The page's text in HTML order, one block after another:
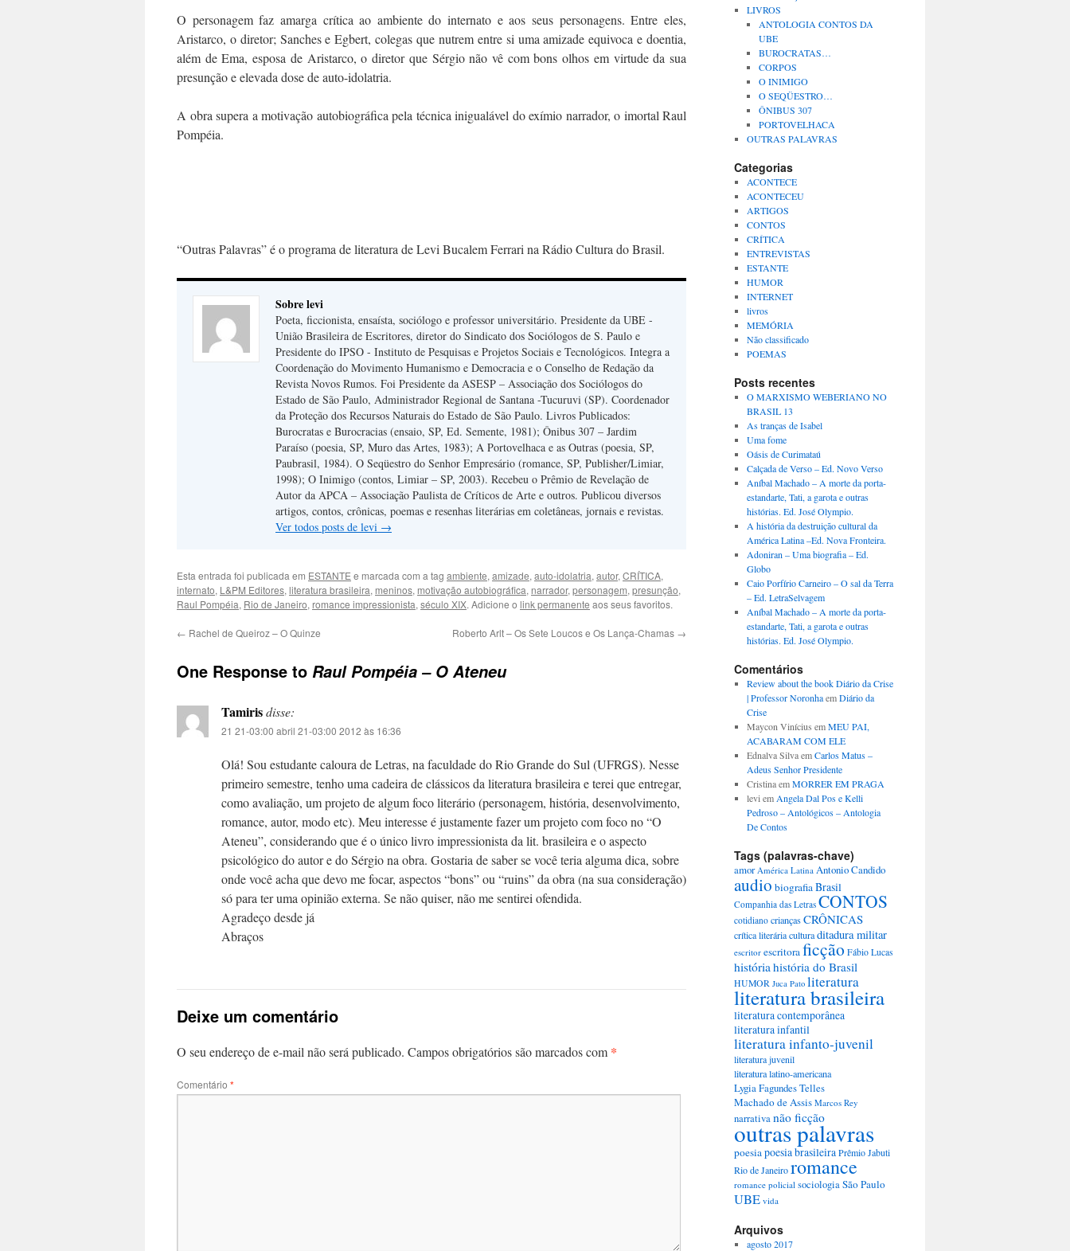
O personagem faz amarga crítica ao ambiente do internato e aos seus personagens. Entre eles,
Aristarco, o diretor; Sanches e Egbert, colegas que nutrem entre si uma amizade equivoca e doentia,
além de Ema, esposa de Aristarco, o diretor que Sérgio não vê com bons olhos em virtude da sua
presunção e elevada dose de auto-idolatria.
A obra supera a motivação autobiográfica pela técnica inigualável do exímio narrador, o imortal Raul
Pompéia.
“Outras Palavras” é o programa de literatura de Levi Bucalem Ferrari na Rádio Cultura do Brasil.
Sobre levi
Poeta, ficcionista, ensaísta, sociólogo e professor universitário. Presidente da UBE -
União Brasileira de Escritores, diretor do Sindicato dos Sociólogos de S. Paulo e
Presidente do IPSO - Instituto de Pesquisas e Projetos Sociais e Tecnológicos. Integra a
Coordenação do Movimento Humanismo e Democracia e o Conselho de Redação da
Revista Novos Rumos. Foi Presidente da ASESP – Associação dos Sociólogos do
Estado de São Paulo, Administrador Regional de Santana -Tucuruvi (SP). Coordenador
da Proteção dos Recursos Naturais do Estado de São Paulo. Livros Publicados:
Burocratas e Burocracias (ensaio, SP, Ed. Semente, 1981); Ônibus 307 – Jardim
Paraíso (poesia, SP, Muro das Artes, 1983); A Portovelhaca e as Outras (poesia, SP,
Paubrasil, 1984). O Seqüestro do Senhor Empresário (romance, SP, Publisher/Limiar,
1998); O Inimigo (contos, Limiar – SP, 2003). Recebeu o Prêmio de Revelação de
Autor da APCA – Associação Paulista de Críticos de Arte e outros. Publicou diversos
artigos, contos, crônicas, poemas e resenhas literárias em coletâneas, jornais e revistas.
Ver todos posts de levi →
Esta entrada foi publicada em ESTANTE e marcada com a tag ambiente, amizade, auto-idolatria, autor, CRÍTICA,
internato, L&PM Editores, literatura brasileira, meninos, motivação autobiográfica, narrador, personagem, presunção,
Raul Pompéia, Rio de Janeiro, romance impressionista, século XIX. Adicione o link permanente aos seus favoritos.
← Rachel de Queiroz – O Quinze Roberto Arlt – Os Sete Loucos e Os Lança-Chamas →
One Response to Raul Pompéia – O Ateneu
Tamirisdisse:
21 21-03:00 abril 21-03:00 2012 às 16:36
Olá! Sou estudante caloura de Letras, na faculdade do Rio Grande do Sul (UFRGS). Nesse
primeiro semestre, tenho uma cadeira de clássicos da literatura brasileira e terei que entregar,
como avaliação, um projeto de algum foco literário (personagem, história, desenvolvimento,
romance, autor, modo etc). Meu interesse é justamente fazer um projeto com foco no “O
Ateneu”, considerando que é o único livro impressionista da lit. brasileira e o aspecto
psicológico do autor e do Sérgio na obra. Gostaria de saber se você teria alguma dica, sobre
onde você acha que devo me focar, aspectos “bons” ou “ruins” da obra (na sua consideração)
só para ter uma opinião externa. Se não quiser, não me sentirei ofendida.
Agradeço desde já
Abraços
Deixe um comentário
O seu endereço de e-mail não será publicado. Campos obrigatórios são marcados com *
Comentário *
LIVROS
ANTOLOGIA CONTOS DA
UBE
BUROCRATAS…
CORPOS
O INIMIGO
O SEQÜESTRO…
ÔNIBUS 307
PORTOVELHACA
OUTRAS PALAVRAS
Categorias
ACONTECE
ACONTECEU
ARTIGOS
CONTOS
CRÍTICA
ENTREVISTAS
ESTANTE
HUMOR
INTERNET
livros
MEMÓRIA
Não classificado
POEMAS
Posts recentes
O MARXISMO WEBERIANO NO
BRASIL 13
As tranças de Isabel
Uma fome
Oásis de Curimataú
Calçada de Verso – Ed. Novo Verso
Aníbal Machado – A morte da porta-
estandarte, Tati, a garota e outras
histórias. Ed. José Olympio.
A história da destruição cultural da
América Latina –Ed. Nova Fronteira.
Adoniran – Uma biografia – Ed.
Globo
Caio Porfírio Carneiro – O sal da Terra
– Ed. LetraSelvagem
Aníbal Machado – A morte da porta-
estandarte, Tati, a garota e outras
histórias. Ed. José Olympio.
Comentários
Review about the book Diário da Crise
| Professor NoronhaemDiário da
Crise
Maycon Vinícius emMEU PAI,
ACABARAM COM ELE
Ednalva SilvaemCarlos Matus –
Adeus Senhor Presidente
CristinaemMORRER EM PRAGA
levi em Angela Dal Pos e Kelli
Pedroso – Antológicos – Antologia
De Contos
Tags (palavras-chave)
amor América Latina Antonio Candido
audio biografiaBrasil
Companhia das Letras CONTOS
cotidiano criançasCRÔNICAS
crítica literáriaculturaditadura militar
escritor escritoraficção Fábio Lucas
históriahistória do Brasil
HUMOR Juca Pato literatura
literatura brasileira
literatura contemporânea
literatura infantil
literatura infanto-juvenil
literatura juvenil
literatura latino-americana
Lygia Fagundes Telles
Machado de Assis Marcos Rey
narrativanão ficção
outras palavras
poesiapoesia brasileiraPrêmio Jabuti
Rio de Janeiroromance
romance policial sociologiaSão Paulo
UBE vida
Arquivos
agosto 2017